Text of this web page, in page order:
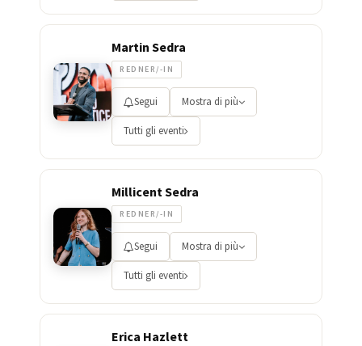
Martin Sedra
REDNER/-IN
Segui Mostra di più
Tutti gli eventi
Millicent Sedra
REDNER/-IN
Segui Mostra di più
Tutti gli eventi
Erica Hazlett